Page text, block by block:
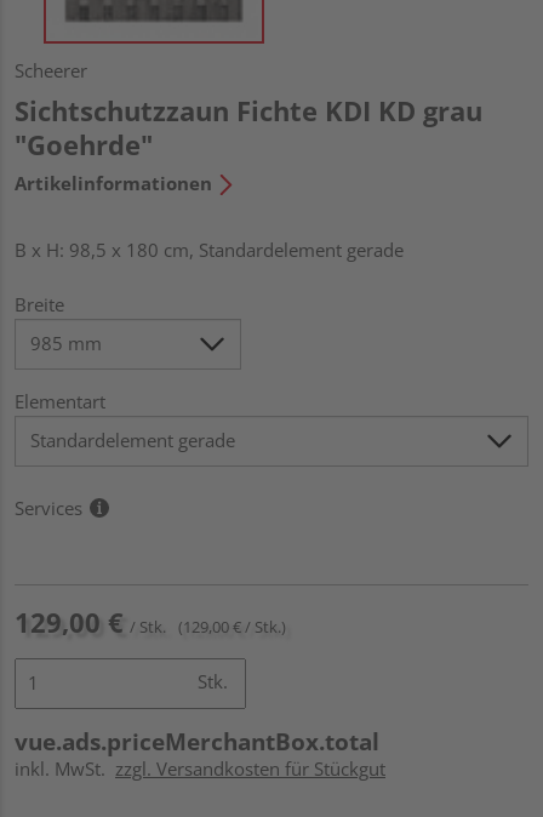
Scheerer
Sichtschutzzaun Fichte KDI KD grau
"Goehrde"
Artikelinformationen
B x H: 98,5 x 180 cm, Standardelement gerade
Breite
Elementart
Services
129,00 € / Stk. (129,00 € / Stk.)
Stk.
vue.ads.priceMerchantBox.total
inkl. MwSt. zzgl. Versandkosten für Stückgut